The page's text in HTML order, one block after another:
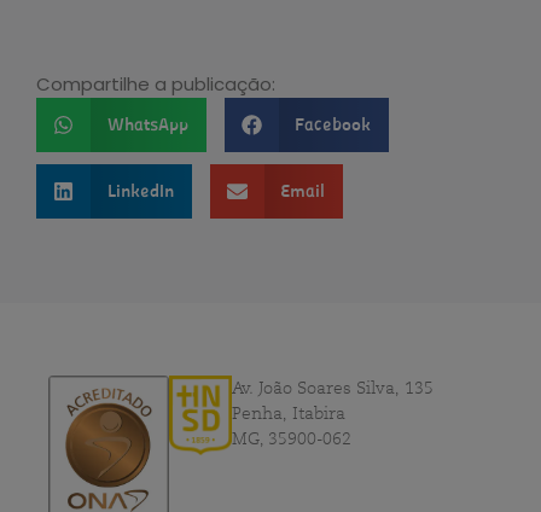
Compartilhe a publicação:
WhatsApp Facebook
LinkedIn Email
Av. João Soares Silva, 135
Penha, Itabira
MG, 35900-062